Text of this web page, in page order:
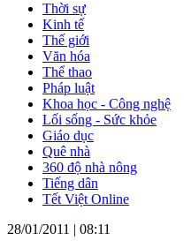
Thời sự
Kinh tế
Thế giới
Văn hóa
Thể thao
Pháp luật
Khoa học - Công nghệ
Lối sống - Sức khỏe
Giáo dục
Quê nhà
360 độ nhà nông
Tiếng dân
Tết Việt Online
28/01/2011 | 08:11